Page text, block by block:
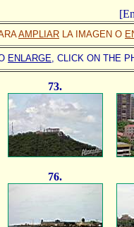
AMPLIAR LA IMAGEN O
ENLARGE, CLICK ON THE
73.
76.